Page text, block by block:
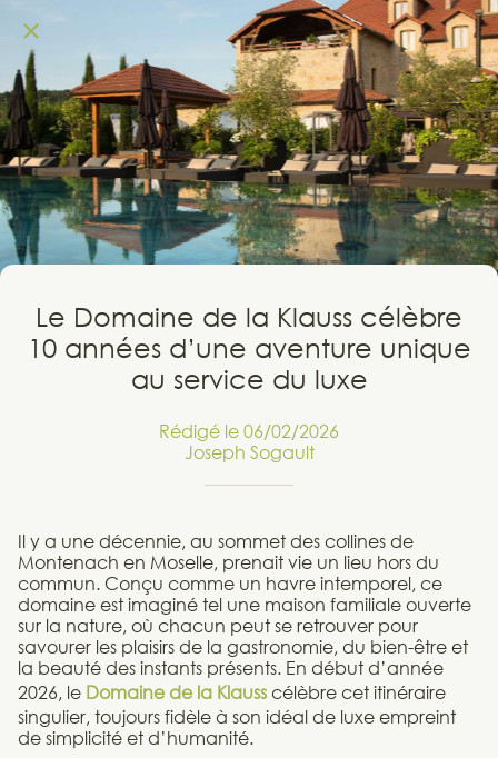
Le Domaine de la Klauss célèbre
10 années d’une aventure unique
au service du luxe
Rédigé le 06/02/2026
Joseph Sogault
Il y a une décennie, au sommet des collines de
Montenach en Moselle, prenait vie un lieu hors du
commun. Conçu comme un havre intemporel, ce
domaine est imaginé tel une maison familiale ouverte
sur la nature, où chacun peut se retrouver pour
savourer les plaisirs de la gastronomie, du bien-être et
la beauté des instants présents. En début d’année
2026, le Domaine de la Klausscélèbre cet itinéraire
singulier, toujours fidèle à son idéal de luxe empreint
de simplicité et d’humanité.